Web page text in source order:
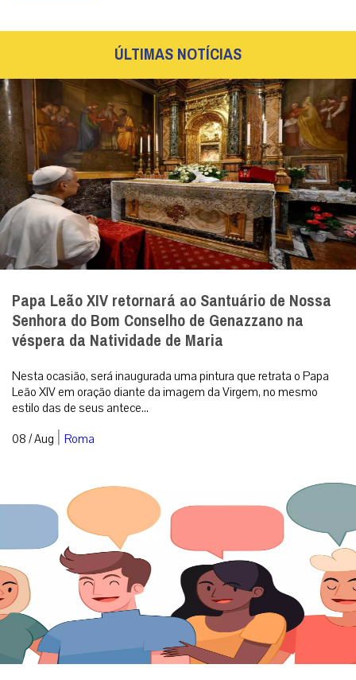
ÚLTIMAS NOTÍCIAS
Papa Leão XIV retornará ao Santuário de Nossa
Senhora do Bom Conselho de Genazzano na
véspera da Natividade de Maria
Nesta ocasião, será inaugurada uma pintura que retrata o Papa
Leão XIV em oração diante da imagem da Virgem, no mesmo
estilo das de seus antece...
08 / Aug | Roma